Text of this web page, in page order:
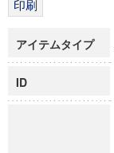
博士課程教
アイテムタイプ
ID